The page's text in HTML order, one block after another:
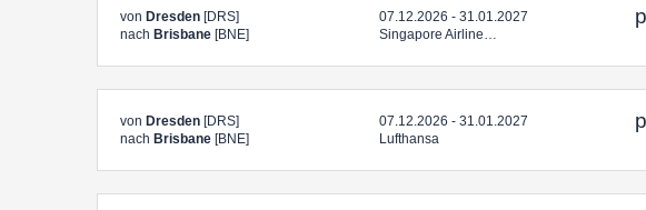
von Dresden [DRS]
nach Brisbane [BNE]
07.12.2026 - 31.01.2027
Singapore Airline…
von Dresden [DRS]
nach Brisbane [BNE]
07.12.2026 - 31.01.2027
Lufthansa